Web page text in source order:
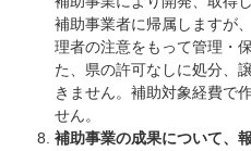
補助事業者に帰属しますが
理者の注意をもって管理・
た、県の許可なしに処分、
きません。補助対象経費で
せん。
補助事業の成果について、